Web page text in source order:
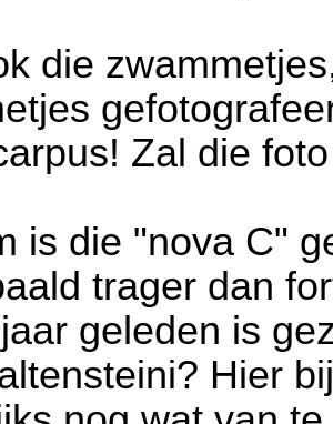
die
Zal die
is die "nova C"
trager dan
geleden is
Hier